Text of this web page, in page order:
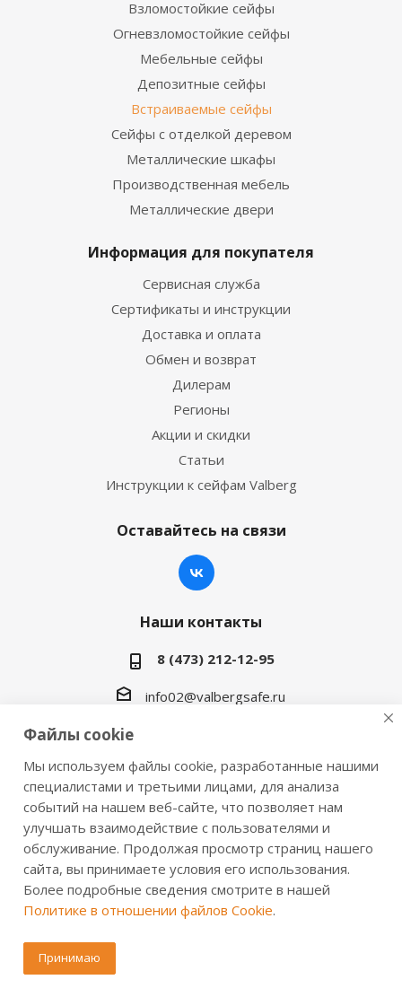
Взломостойкие сейфы
Огневзломостойкие сейфы
Мебельные сейфы
Депозитные сейфы
Встраиваемые сейфы
Сейфы с отделкой деревом
Металлические шкафы
Производственная мебель
Металлические двери
Информация для покупателя
Сервисная служба
Сертификаты и инструкции
Доставка и оплата
Обмен и возврат
Дилерам
Регионы
Акции и скидки
Статьи
Инструкции к сейфам Valberg
Оставайтесь на связи
Наши контакты
8 (473) 212-12-95
info02@valbergsafe.ru
г. Воронеж, ул. Землячки, д.15
2016-2026 © VALBERGSAFE.RU — Интернет-магазин
сейфов Valberg и металлической мебели Практик.
Продажа сейфов для дома и офиса, металлических
Информация о розничных ценах, технических
характеристиках, наличии на складе носит справочный
Файлы cookie
Мы используем файлы cookie, разработанные нашими
специалистами и третьими лицами, для анализа
событий на нашем веб-сайте, что позволяет нам
улучшать взаимодействие с пользователями и
обслуживание. Продолжая просмотр страниц нашего
сайта, вы принимаете условия его использования.
Более подробные сведения смотрите в нашей
Политике в отношении файлов Cookie.
Принимаю